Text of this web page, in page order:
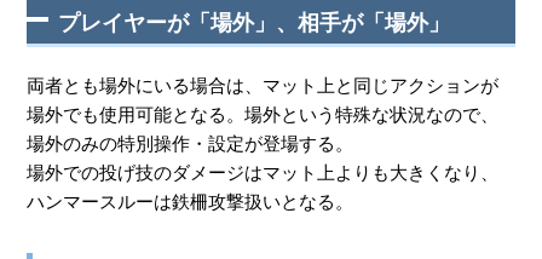
プレイヤーが「場外」、相手が「場外」
両者とも場外にいる場合は、マット上と同じアクションが
場外でも使用可能となる。場外という特殊な状況なので、
場外のみの特別操作・設定が登場する。
場外での投げ技のダメージはマット上よりも大きくなり、
ハンマースルーは鉄柵攻撃扱いとなる。